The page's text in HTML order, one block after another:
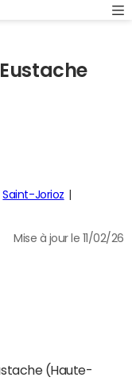
Saint-Jorioz
Mise à jour le 11/02/26
(Haute-